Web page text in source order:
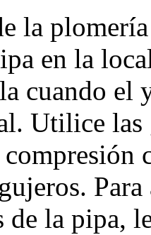
la
en la
cuando el
Utilice las
de la pipa,